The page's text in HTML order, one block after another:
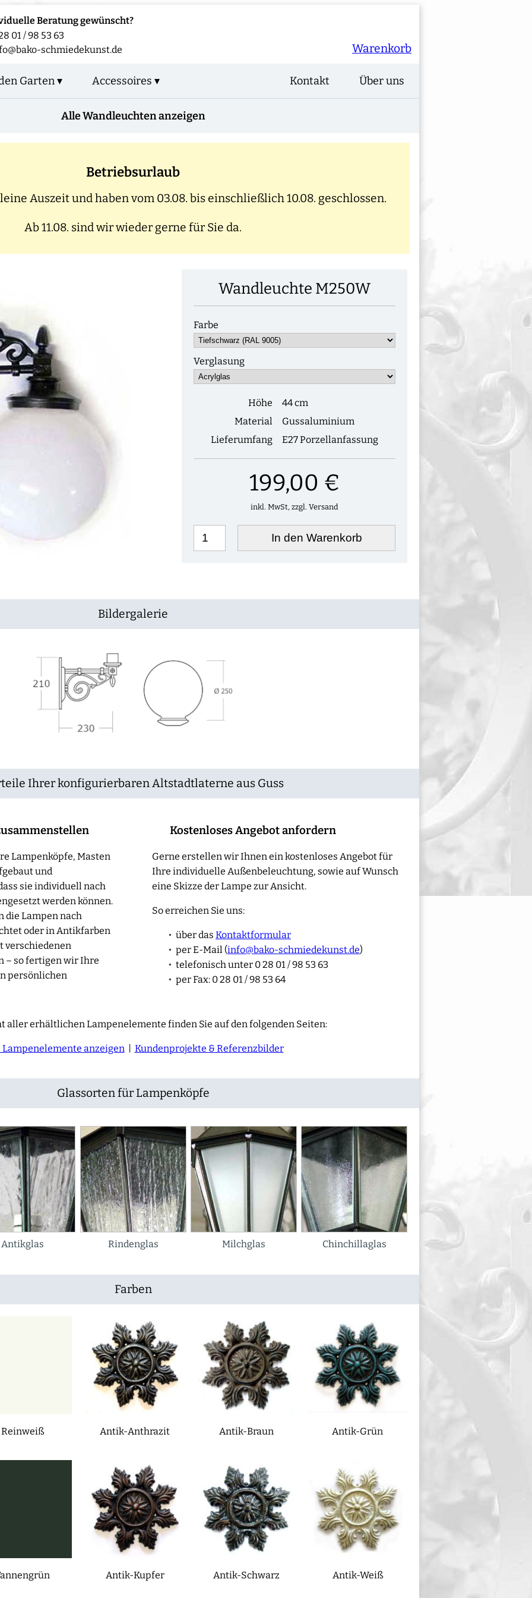
Beratung gewünscht?
01 / 98 53 63
schmiedekunst.de
Warenkorb
Garten ▾ Accessoires ▾ Über uns
Kontakt
Alle Wandleuchten anzeigen
Betriebsurlaub
Auszeit und haben vom 03.08. bis einschließlich 10.08. geschlossen.
Ab 11.08. sind wir wieder gerne für Sie da.
Wandleuchte M250W
Farbe
Verglasung
Höhe
44 cm
Material
Gussaluminium
Lieferumfang
E27 Porzellanfassung
199,00 €
inkl. MwSt, zzgl. Versand
In den Warenkorb
Bildergalerie
Ihrer konfigurierbaren Altstadtlaterne aus Guss
Lampenköpfe, Masten
und
sie individuell nach
werden können.
die Lampen nach
oder in Antikfarben
verschiedenen
– so fertigen wir Ihre
persönlichen
Kostenloses Angebot anfordern
Gerne erstellen wir Ihnen ein kostenloses Angebot für
Ihre individuelle Außenbeleuchtung, sowie auf Wunsch
eine Skizze der Lampe zur Ansicht.
So erreichen Sie uns:
über das Kontaktformular
per E-Mail (info@bako-schmiedekunst.de)
telefonisch unter 0 28 01 / 98 53 63
per Fax: 0 28 01 / 98 53 64
aller erhältlichen Lampenelemente finden Sie auf den folgenden Seiten:
anzeigen | Kundenprojekte & Referenzbilder
Glassorten für Lampenköpfe
Antikglas Rindenglas Milchglas Chinchillaglas
Farben
Reinweiß Antik-Anthrazit Antik-Braun Antik-Grün
Antik-Kupfer Antik-Schwarz Antik-Weiß